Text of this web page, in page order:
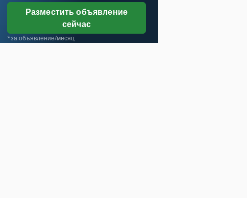
Разместить объявление
сейчас
*за объявление/месяц